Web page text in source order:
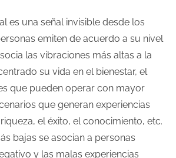
es una señal invisible desde los
emiten de acuerdo a su nivel
las vibraciones más altas a la
su vida en el bienestar, el
que pueden operar con mayor
que generan experiencias
el éxito, el conocimiento, etc.
bajas se asocian a personas
y las malas experiencias